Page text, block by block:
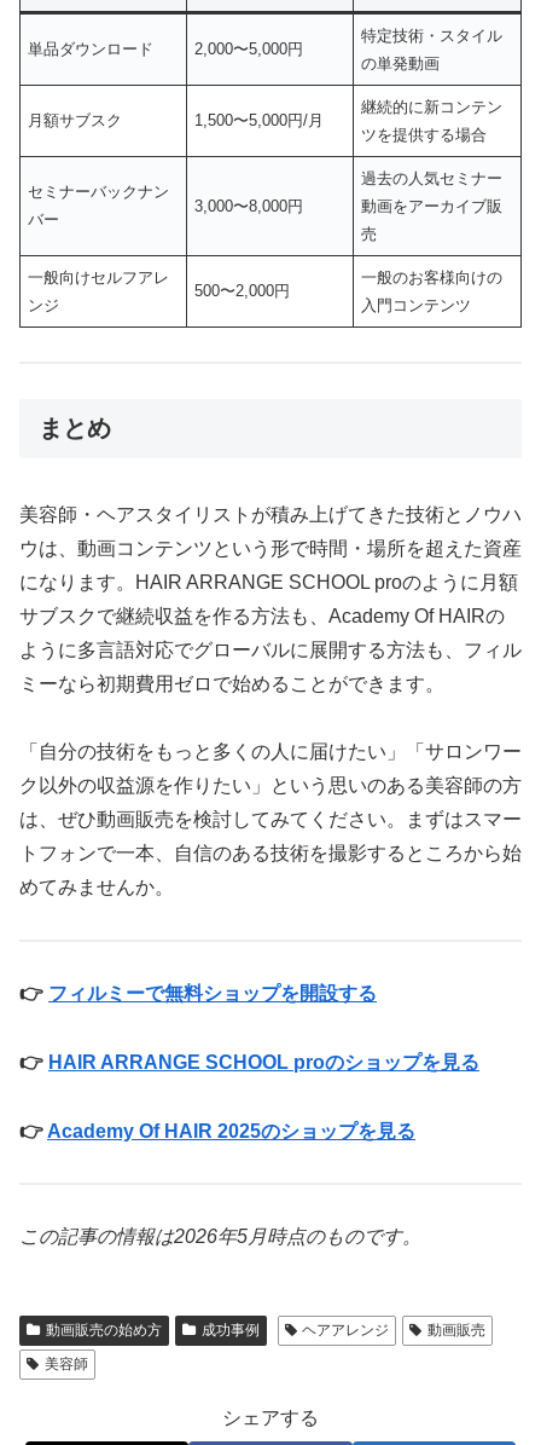
単品ダウンロード 2,000〜5,000円
特定技術・スタイル
の単発動画
月額サブスク 1,500〜5,000円/月
継続的に新コンテン
ツを提供する場合
セミナーバックナン
バー
3,000〜8,000円
過去の人気セミナー
動画をアーカイブ販
売
一般向けセルフアレ
ンジ
500〜2,000円
一般のお客様向けの
入門コンテンツ
まとめ
美容師・ヘアスタイリストが積み上げてきた技術とノウハ
ウは、動画コンテンツという形で時間・場所を超えた資産
になります。HAIR ARRANGE SCHOOL proのように月額
サブスクで継続収益を作る方法も、Academy Of HAIRの
ように多言語対応でグローバルに展開する方法も、フィル
ミーなら初期費用ゼロで始めることができます。
「自分の技術をもっと多くの人に届けたい」「サロンワー
ク以外の収益源を作りたい」という思いのある美容師の方
は、ぜひ動画販売を検討してみてください。まずはスマー
トフォンで一本、自信のある技術を撮影するところから始
めてみませんか。
👉 フィルミーで無料ショップを開設する
👉 HAIR ARRANGE SCHOOL proのショップを見る
👉 Academy Of HAIR 2025のショップを見る
この記事の情報は2026年5月時点のものです。
動画販売の始め方 成功事例 ヘアアレンジ
動画販売
美容師
シェアする